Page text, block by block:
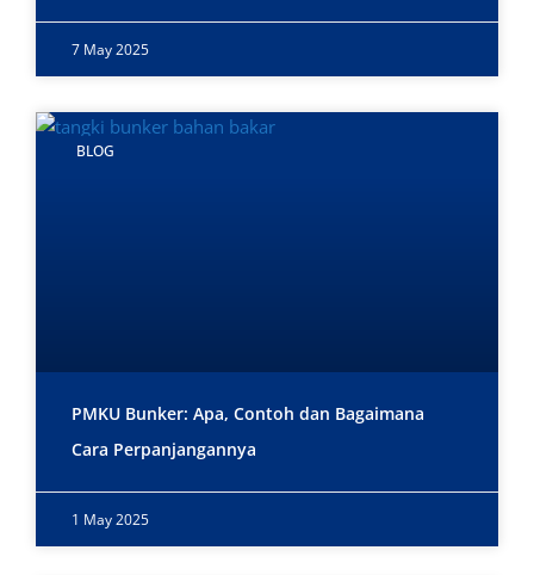
7 May 2025
BLOG
PMKU Bunker: Apa, Contoh dan Bagaimana
Cara Perpanjangannya
1 May 2025